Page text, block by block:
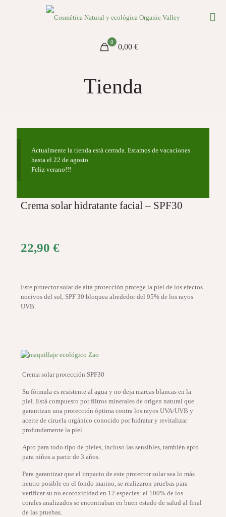
0
0,00 €
Tienda
Actualmente la tienda está cerrada. Estamos de vacaciones
hasta el 22 de agosto.
Feliz verano!!!
Crema solar hidratante facial – SPF30
22,90 €
Este protector solar de alta protección protege la piel de los efectos
nocivos del sol, SPF 30 bloquea alrededor del 95% de los rayos
UVB.
Crema solar protección SPF30
Su fórmula es resistente al agua y no deja marcas blancas en la
piel. Está compuesto por filtros minerales de origen natural que
garantizan una protección óptima contra los rayos UVA/UVB y
aceite de ciruela orgánico conocido por hidratar y revitalizar
profundamente la piel.
Apto para todo tipo de pieles, incluso las sensibles, también apto
para niños a partir de 3 años.
Para garantizar que el impacto de este protector solar sea lo más
neutro posible en el fondo marino, se realizaron pruebas para
verificar su no ecotoxicidad en 12 especies: el 100% de los
corales analizados se encontraban en buen estado de salud al final
de las pruebas.